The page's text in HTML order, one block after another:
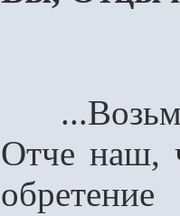
Отче наш,